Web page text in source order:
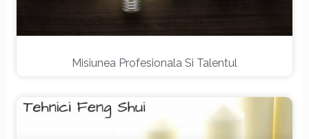
Misiunea Profesionala Si Talentul